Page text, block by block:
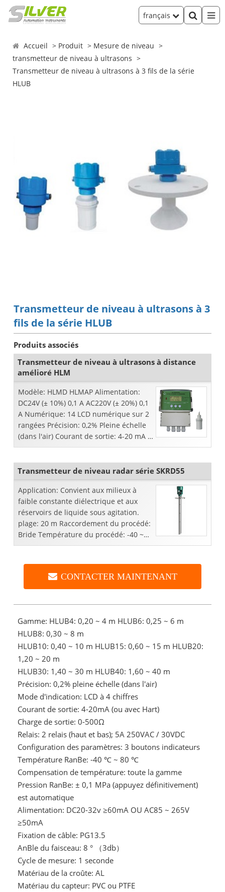
français
Accueil Produit
Mesure de niveau
transmetteur de niveau à ultrasons
Transmetteur de niveau à ultrasons à 3 fils de la série
HLUB
Transmetteur de niveau à ultrasons à 3
fils de la série HLUB
Produits associés
Transmetteur de niveau à ultrasons à distance
amélioré HLM
Modèle: HLMD HLMAP Alimentation:
DC24V (± 10%) 0,1 A AC220V (± 20%) 0,1
A Numérique: 14 LCD numérique sur 2
rangées Précision: 0,2% Pleine échelle
(dans l'air) Courant de sortie: 4-20 mA /
4-20 mA et RS485 / HartSerial
Transmetteur de niveau radar série SKRD55
Application: Convient aux milieux à
faible constante diélectrique et aux
réservoirs de liquide sous agitation.
plage: 20 m Raccordement du procédé:
Bride Température du procédé: -40 ~
250 ° CPression du procédé: -1,0 ~ 20
CONTACTER MAINTENANT
Gamme: HLUB4: 0,20 ~ 4 m HLUB6: 0,25 ~ 6 m
HLUB8: 0,30 ~ 8 m
HLUB10: 0,40 ~ 10 m HLUB15: 0,60 ~ 15 m HLUB20:
1,20 ~ 20 m
HLUB30: 1,40 ~ 30 m HLUB40: 1,60 ~ 40 m
Précision: 0,2% pleine échelle (dans l'air)
Mode d'indication: LCD à 4 chiffres
Courant de sortie: 4-20mA (ou avec Hart)
Charge de sortie: 0-500Ω
Relais: 2 relais (haut et bas); 5A 250VAC / 30VDC
Configuration des paramètres: 3 boutons indicateurs
Température RanBe: -40 ℃ ~ 80 ℃
Compensation de température: toute la gamme
Pression RanBe: ± 0,1 MPa (appuyez définitivement)
est automatique
Alimentation: DC20-32v ≥60mA OU AC85 ~ 265V
≥50mA
Fixation de câble: PG13.5
AnBle du faisceau: 8 ° （3db）
Cycle de mesure: 1 seconde
Matériau de la croûte: AL
Matériau du capteur: PVC ou PTFE